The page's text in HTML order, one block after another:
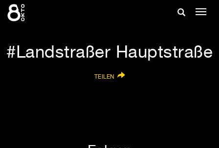
Zum
Inhalt
Suche
Landstraßer Hauptstraße
TEILEN